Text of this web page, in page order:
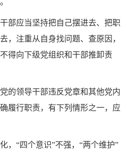
应当坚持把自己摆进去、把职
，注重从自身找问题、查原因，
得向下级党组织和干部推卸责
领导干部违反党章和其他党内
履行职责，有下列情形之一，应
，“四个意识”不强，“两个维护”